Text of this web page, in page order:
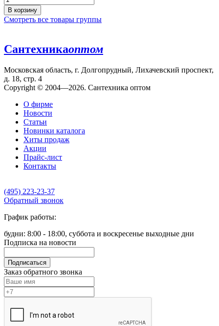
В корзину
Смотреть все товары группы
Сантехникаоптом
Московская область, г. Долгопрудный, Лихачевский проспект,
д. 18, стр. 4
Copyright © 2004—2026. Сантехника оптом
О фирме
Новости
Статьи
Новинки каталога
Хиты продаж
Акции
Прайс-лист
Контакты
(495) 223-23-37
Обратный звонок
График работы:
будни: 8:00 - 18:00, суббота и воскресенье выходные дни
Подписка на новости
Подписаться
Заказ обратного звонка